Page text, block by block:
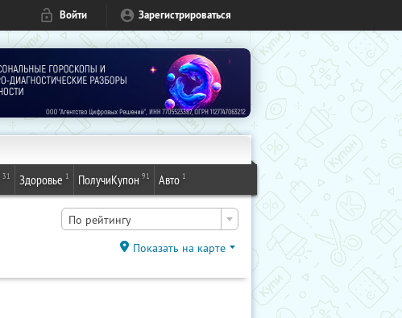
Войти Зарегистрироваться
31 Здоровье 1 ПолучиКупон 91 Авто 1
По рейтингу
Показать на карте